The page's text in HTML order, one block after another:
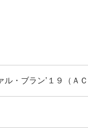
ル・ブラン’１９（Ａ